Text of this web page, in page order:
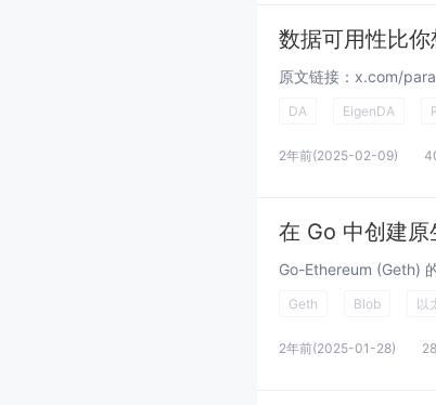
数据可用性比
DA EigenDA
2年前(2025-02-09)
在 Go 中创建
Geth Blob 以
2年前(2025-01-28)